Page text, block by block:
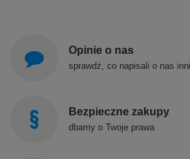
Opinie o nas
sprawdź, co napisali o nas inni
Bezpieczne zakupy
dbamy o Twoje prawa